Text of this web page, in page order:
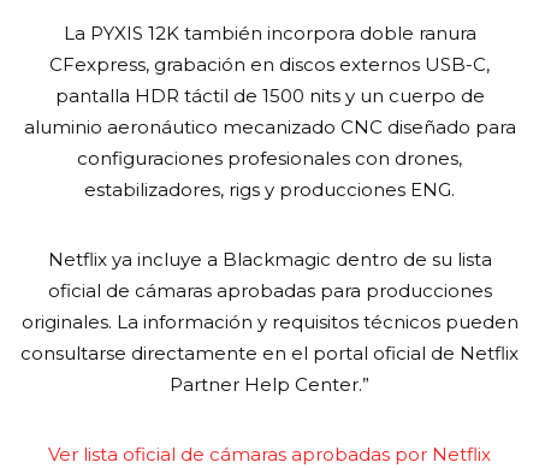
La PYXIS 12K también incorpora doble ranura
CFexpress, grabación en discos externos USB-C,
pantalla HDR táctil de 1500 nits y un cuerpo de
aluminio aeronáutico mecanizado CNC diseñado para
configuraciones profesionales con drones,
estabilizadores, rigs y producciones ENG.
Netflix ya incluye a Blackmagic dentro de su lista
oficial de cámaras aprobadas para producciones
originales. La información y requisitos técnicos pueden
consultarse directamente en el portal oficial de Netflix
Partner Help Center.”
Ver lista oficial de cámaras aprobadas por Netflix